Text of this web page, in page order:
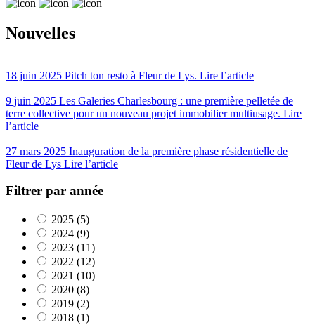
Nouvelles
18 juin 2025 Pitch ton resto à Fleur de Lys. Lire l’article
9 juin 2025 Les Galeries Charlesbourg : une première pelletée de
terre collective pour un nouveau projet immobilier multiusage. Lire
l’article
27 mars 2025 Inauguration de la première phase résidentielle de
Fleur de Lys Lire l’article
Filtrer par année
2025 (5)
2024 (9)
2023 (11)
2022 (12)
2021 (10)
2020 (8)
2019 (2)
2018 (1)